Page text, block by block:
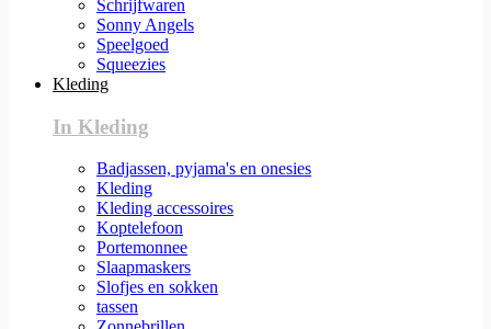
Schrijfwaren
Sonny Angels
Speelgoed
Squeezies
Kleding
In Kleding
Badjassen, pyjama's en onesies
Kleding
Kleding accessoires
Koptelefoon
Portemonnee
Slaapmaskers
Slofjes en sokken
tassen